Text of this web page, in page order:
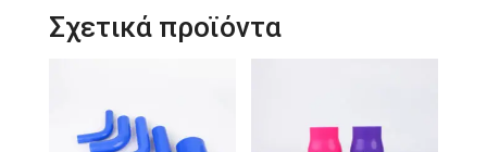
Σχετικά προϊόντα